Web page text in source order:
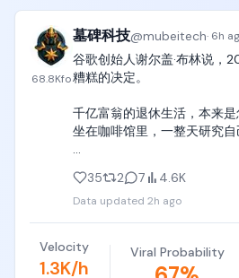
68.8Kfo
墓碑科技@mubeitech· 6h
谷歌创始人谢尔盖·布林说，
糟糕的决定。
千亿富翁的退休生活，本来是
坐在咖啡馆里，一整天研究自
他退休大概一个月后，疫情爆
咖啡馆全关了。
无事可做，天天憋着。
他承认，当时感觉自己废了。
脑子变迟钝，整个人螺旋式下
35 2 7 4.6K
Data updated 2h ago
Velocity
1.3K/h
Viral Probability